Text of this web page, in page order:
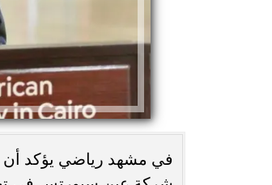
في مشهد رياضي يؤكد أن